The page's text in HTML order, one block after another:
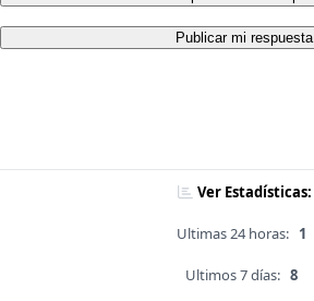
Publicar mi respuesta
Ver Estadísticas:
Ultimas 24 horas: 1
Ultimos 7 días: 8